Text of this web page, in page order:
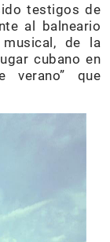
testigos de
al balneario
de la
cubano en
verano” que